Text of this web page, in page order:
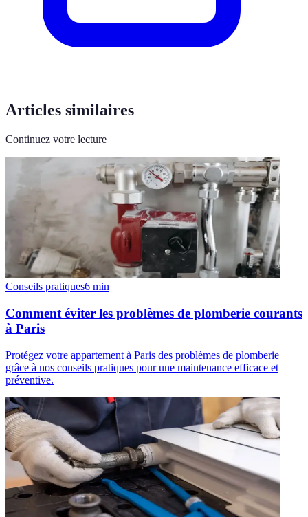
Articles similaires
Continuez votre lecture
Conseils pratiques6 min
Comment éviter les problèmes de plomberie courants
à Paris
Protégez votre appartement à Paris des problèmes de plomberie
grâce à nos conseils pratiques pour une maintenance efficace et
préventive.